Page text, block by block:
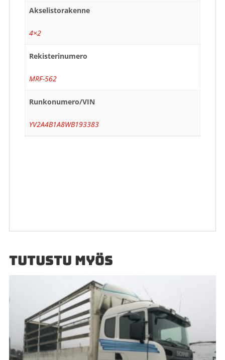
Akselistorakenne
4×2
Rekisterinumero
MRF-562
Runkonumero/VIN
YV2A4B1A8WB193383
TUTUSTU MYÖS